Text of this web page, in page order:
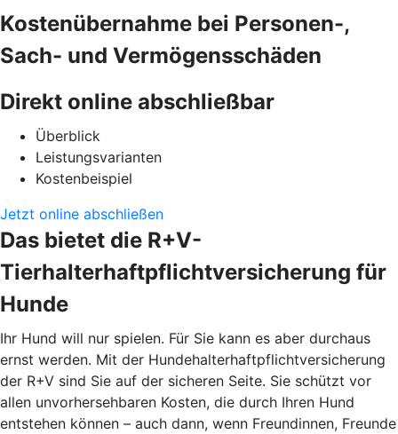
Kostenübernahme bei Personen-,
Sach- und Vermögensschäden
Direkt online abschließbar
Überblick
Leistungsvarianten
Kostenbeispiel
Jetzt online abschließen
Das bietet die R+V-
Tierhalterhaftpflichtversicherung für
Hunde
Ihr Hund will nur spielen. Für Sie kann es aber durchaus
ernst werden. Mit der Hundehalterhaftpflichtversicherung
der R+V sind Sie auf der sicheren Seite. Sie schützt vor
allen unvorhersehbaren Kosten, die durch Ihren Hund
entstehen können – auch dann, wenn Freundinnen, Freunde